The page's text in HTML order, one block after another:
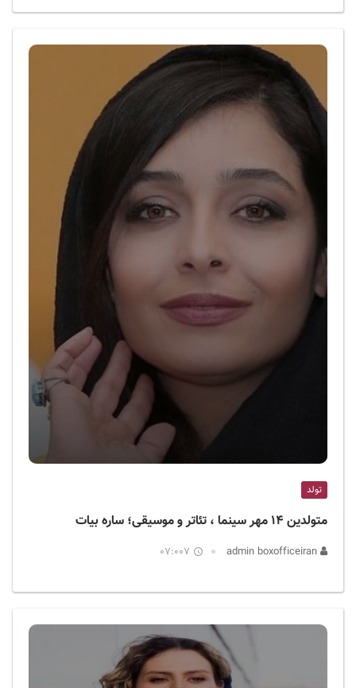
تولد
متولدین ۱۴ مهر سینما ، تئاتر و موسیقی؛ ساره بیات
07:007